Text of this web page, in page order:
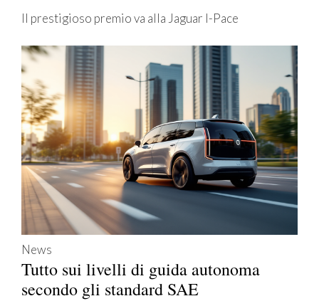
Il prestigioso premio va alla Jaguar I-Pace
News
Tutto sui livelli di guida autonoma
secondo gli standard SAE